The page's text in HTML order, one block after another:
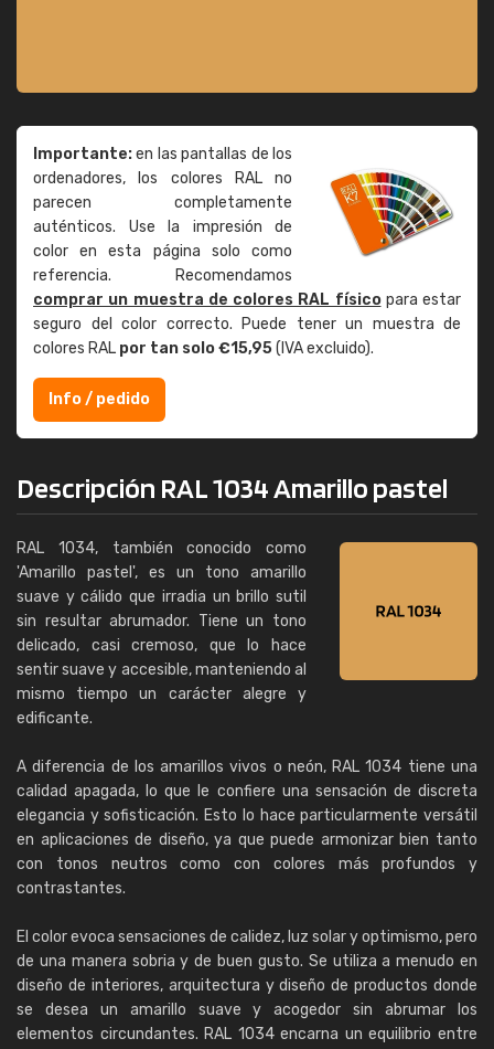
Importante:en las pantallas de los
ordenadores, los colores RAL no
parecen completamente
auténticos. Use la impresión de
color en esta página solo como
referencia. Recomendamos
comprar un muestra de colores RAL físicopara estar
seguro del color correcto. Puede tener un muestra de
colores RAL por tan solo €15,95(IVA excluido).
Info / pedido
Descripción RAL 1034 Amarillo pastel
RAL 1034, también conocido como
'Amarillo pastel', es un tono amarillo
suave y cálido que irradia un brillo sutil
sin resultar abrumador. Tiene un tono
delicado, casi cremoso, que lo hace
sentir suave y accesible, manteniendo al
mismo tiempo un carácter alegre y
edificante.
A diferencia de los amarillos vivos o neón, RAL 1034 tiene una
calidad apagada, lo que le confiere una sensación de discreta
elegancia y sofisticación. Esto lo hace particularmente versátil
en aplicaciones de diseño, ya que puede armonizar bien tanto
con tonos neutros como con colores más profundos y
contrastantes.
El color evoca sensaciones de calidez, luz solar y optimismo, pero
de una manera sobria y de buen gusto. Se utiliza a menudo en
diseño de interiores, arquitectura y diseño de productos donde
se desea un amarillo suave y acogedor sin abrumar los
elementos circundantes. RAL 1034 encarna un equilibrio entre